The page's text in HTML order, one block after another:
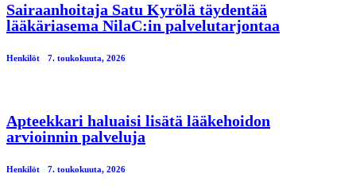
Sairaanhoitaja Satu Kyrölä täydentää
lääkäriasema NilaC:in palvelutarjontaa
Henkilöt 7. toukokuuta, 2026
Apteekkari haluaisi lisätä lääkehoidon
arvioinnin palveluja
Henkilöt 7. toukokuuta, 2026